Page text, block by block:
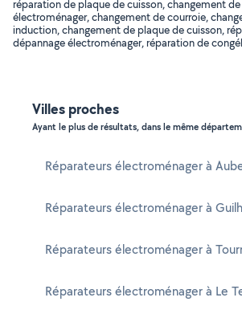
réparation de plaque de cuisson, changement
électroménager, changement de courroie,
induction, changement de plaque de cuisson,
dépannage électroménager, réparation de
Villes proches
Ayant le plus de résultats, dans le même
Réparateurs électroménager à
Réparateurs électroménager à
Réparateurs électroménager à
Réparateurs électroménager à Le